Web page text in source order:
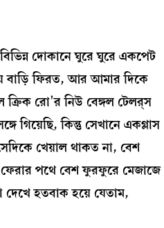
দোকানে ঘুরে ঘুরে একপেট
বাড়ি ফিরত, আর আমার দিকে
রো’র নিউ বেঙ্গল টেলর্‌স
গিয়েছি, কিন্তু সেখানে একগ্লাস
খেয়াল থাকত না, বেশ
ফেরার পথে বেশ ফুরফুরে মেজাজে
দেখে হতবাক হয়ে যেতাম,